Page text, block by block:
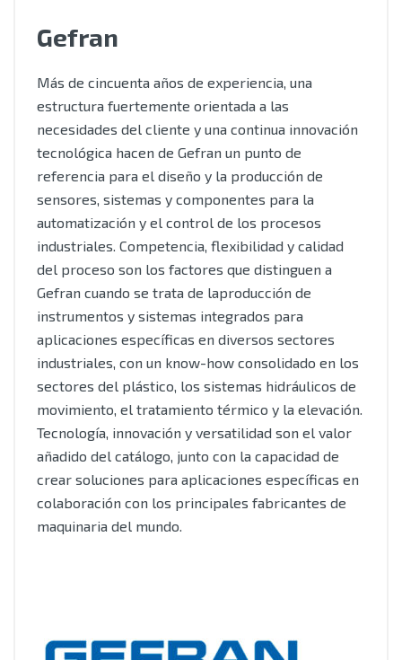
Gefran
Más de cincuenta años de experiencia, una
estructura fuertemente orientada a las
necesidades del cliente y una continua innovación
tecnológica hacen de Gefran un punto de
referencia para el diseño y la producción de
sensores, sistemas y componentes para la
automatización y el control de los procesos
industriales. Competencia, flexibilidad y calidad
del proceso son los factores que distinguen a
Gefran cuando se trata de laproducción de
instrumentos y sistemas integrados para
aplicaciones específicas en diversos sectores
industriales, con un know-how consolidado en los
sectores del plástico, los sistemas hidráulicos de
movimiento, el tratamiento térmico y la elevación.
Tecnología, innovación y versatilidad son el valor
añadido del catálogo, junto con la capacidad de
crear soluciones para aplicaciones específicas en
colaboración con los principales fabricantes de
maquinaria del mundo.